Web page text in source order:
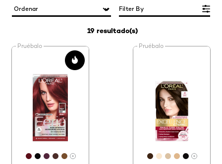
19 resultado(s)
Filter By
Pruébalo
[Color]: #5B0E18
[Color]: #0A0A0A
[Color]: #52253a
[Color]: #4B2C28
[Color]: #774E2C
Hay más tonos disponibles
Pruébalo
[Color]: #3D2414
[Color]:
[Color]:
[Color]:
[Color]:
Hay